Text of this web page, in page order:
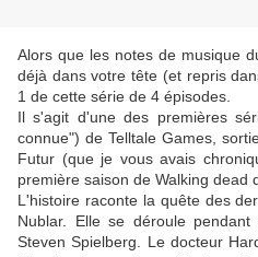
Alors que les notes de musique
déjà dans votre tête (et repris
1 de cette série de 4 épisodes.
Il s'agit d'une des premières
connue") de Telltale Games,
Futur (que je vous avais
première saison de Walking dead
L'histoire raconte la quête des
Nublar. Elle se déroule
Steven Spielberg. Le docteur